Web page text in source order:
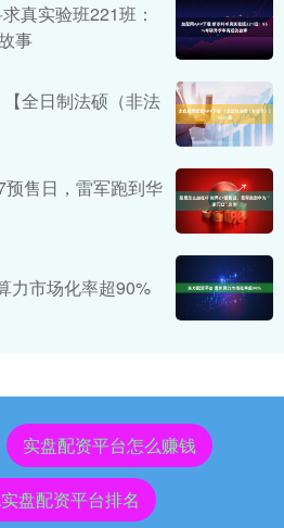
真实验班221班：
事
全日制法硕（非法
售日，雷军跑到华
力市场化率超90%
实盘配资平台怎么赚钱
盘配资平台排名